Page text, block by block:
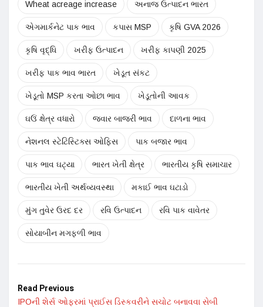
Wheat acreage increase અનાજ ઉત્પાદન ભારત
એગમાર્કનેટ પાક ભાવ કપાસ MSP કૃષિ GVA 2026
કૃષિ વૃદ્ધિ ખરીફ ઉત્પાદન ખરીફ કાપણી 2025
ખરીફ પાક ભાવ ભારત ખેડૂત સંકટ
ખેડૂતો MSP કરતા ઓછા ભાવ ખેડૂતોની આવક
ઘઉં ક્ષેત્ર વધારો જ્વાર બાજરી ભાવ દાળના ભાવ
નેશનલ સ્ટેટિસ્ટિક્સ ઓફિસ પાક બજાર ભાવ
પાક ભાવ ઘટ્યા ભારત ખેતી ક્ષેત્ર ભારતીય કૃષિ સમાચાર
ભારતીય ખેતી અર્થવ્યવસ્થા મકાઈ ભાવ ઘટાડો
મુંગ તુવેર ઉરદ દર રવિ ઉત્પાદન રવિ પાક વાવેતર
સોયાબીન મગફળી ભાવ
Read Previous
IPOની શેર્સ ઓફરમાં પ્રાઈસ ડિસ્કવરીને સચોટ બનાવવા સેબી